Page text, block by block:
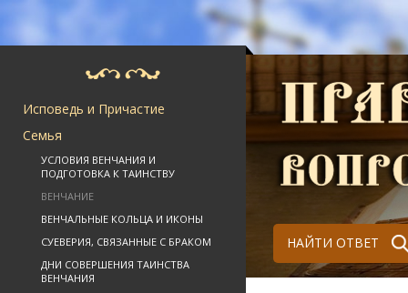
Исповедь и Причастие
Семья
УСЛОВИЯ ВЕНЧАНИЯ И
ПОДГОТОВКА К ТАИНСТВУ
ВЕНЧАНИЕ
ВЕНЧАЛЬНЫЕ КОЛЬЦА И ИКОНЫ
СУЕВЕРИЯ, СВЯЗАННЫЕ С БРАКОМ
ДНИ СОВЕРШЕНИЯ ТАИНСТВА
ВЕНЧАНИЯ
НАЙТИ ОТВЕТ